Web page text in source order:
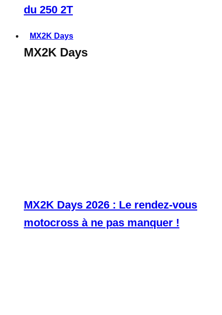
du 250 2T
MX2K Days
MX2K Days
MX2K Days 2026 : Le rendez-vous
motocross à ne pas manquer !